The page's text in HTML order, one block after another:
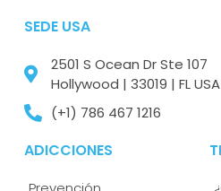
SEDE USA
2501 S Ocean Dr Ste 107
Hollywood | 33019 | FL USA
(+1) 786 467 1216
ADICCIONES